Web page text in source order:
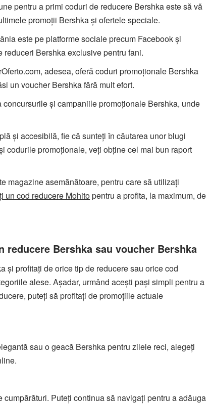
pentru a primi coduri de reducere Bershka este să vă
promoții Bershka și ofertele speciale.
este pe platforme sociale precum Facebook și
Bershka exclusive pentru fani.
adesea, oferă coduri promoționale Bershka
un voucher Bershka fără mult efort.
concursurile și campaniile promoționale Bershka, unde
și accesibilă, fie că sunteți în căutarea unor blugi
codurile promoționale, veți obține cel mai bun raport
magazine asemănătoare, pentru care să utilizați
un cod reducere Mohitopentru a profita, la maximum, de
Bershka sau voucher Bershka
și profitați de orice tip de reducere sau orice cod
alese. Așadar, urmând acești pași simpli pentru a
puteți să profitați de promoțiile actuale
sau o geacă Bershka pentru zilele reci, alegeți
Puteți continua să navigați pentru a adăuga